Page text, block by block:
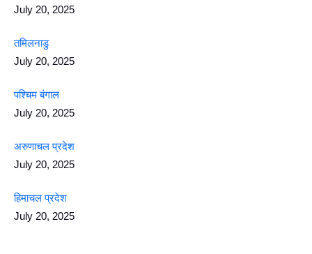
July 20, 2025
तमिलनाडु
July 20, 2025
पश्चिम बंगाल
July 20, 2025
अरुणाचल प्रदेश
July 20, 2025
हिमाचल प्रदेश
July 20, 2025